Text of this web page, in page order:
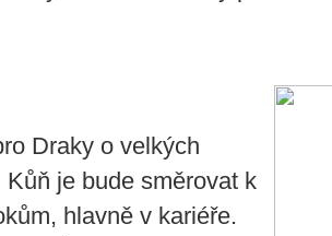
Draky o velkých
je bude směrovat k
hlavně v kariéře.